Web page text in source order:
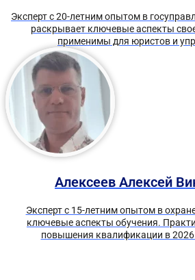
Эксперт с 20-летним опытом в
раскрывает ключевые аспекты
применимы для юристов и
Алексеев Алексей
Эксперт с 15-летним опытом в
ключевые аспекты обучения.
повышения квалификации в 2026